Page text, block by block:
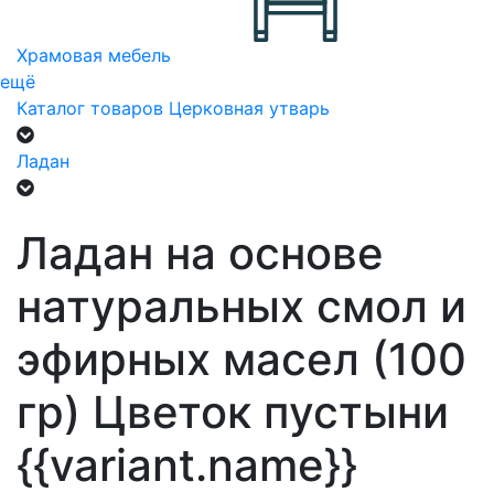
Храмовая мебель
ещё
Каталог товаров Церковная утварь
Ладан
Ладан на основе
натуральных смол и
эфирных масел (100
гр) Цветок пустыни
{{variant.name}}